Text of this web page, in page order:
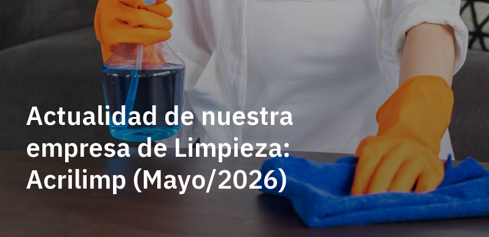
Actualidad de nuestra
empresa de Limpieza:
Acrilimp (Mayo/2026)